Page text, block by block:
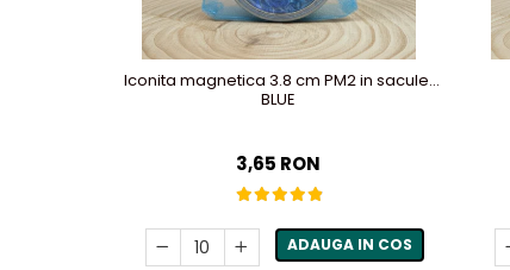
Iconita magnetica 3.8 cm PM2 in saculet
BLUE
3,65 RON
ADAUGA IN COS